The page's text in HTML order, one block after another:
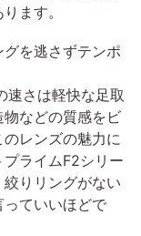
ます。
を逃さずテンポ
速さは軽快な足取
などの質感をビ
レンズの魅力に
ライムF2シリー
りリングがない
ていいほどで